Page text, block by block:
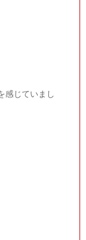
感じていまし